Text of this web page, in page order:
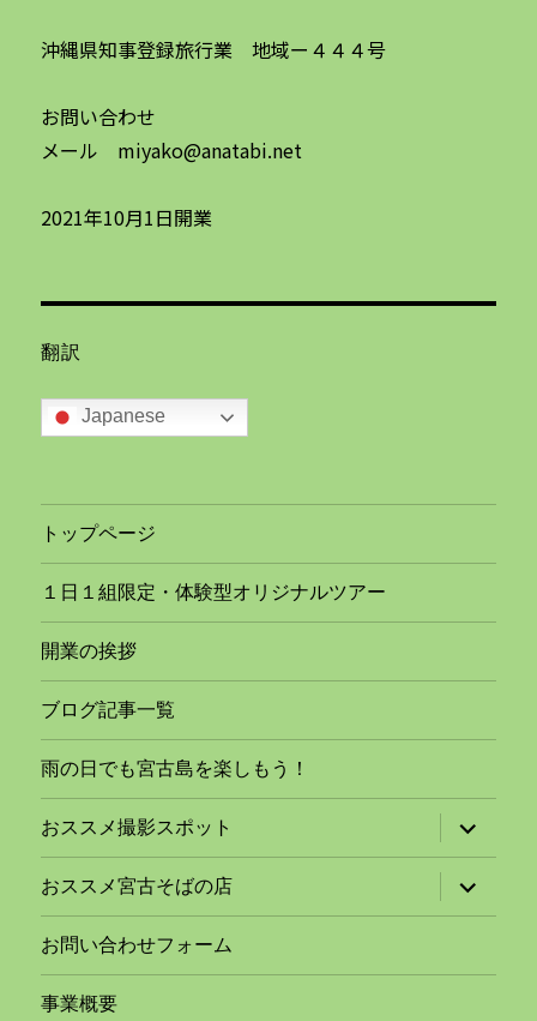
沖縄県知事登録旅行業 地域ー４４４号
お問い合わせ
メール miyako@anatabi.net
2021年10月1日開業
翻訳
Japanese
トップページ
１日１組限定・体験型オリジナルツアー
開業の挨拶
ブログ記事一覧
雨の日でも宮古島を楽しもう！
おススメ撮影スポット
サ
ブ
メ
ニ
ュ
ー
開
おススメ宮古そばの店
サ
ブ
メ
ー
お問い合わせフォーム
事業概要